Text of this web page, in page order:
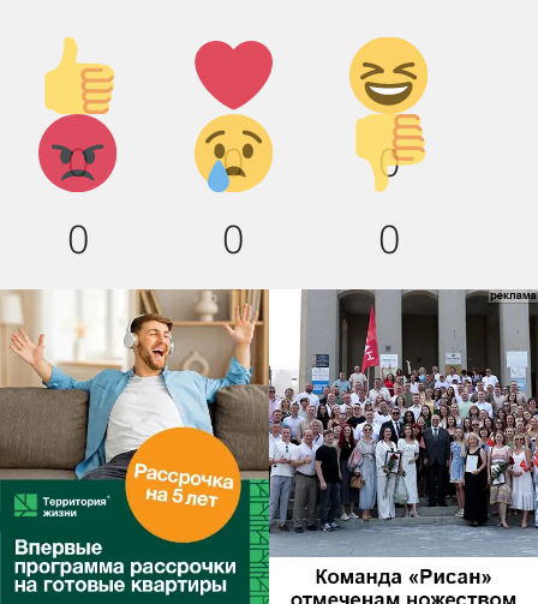
Палец
вверх!
0
Лайк!
0
Дикий
смех!
0
Агрессия!
0
Грусть
:(
0
Палец
вниз!
0